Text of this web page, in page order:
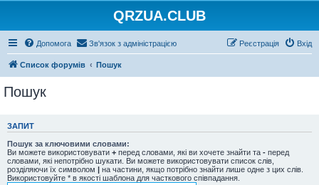
QRZUA.CLUB
Допомога Зв'язок з адміністрацією Вхід
Реєстрація
Список форумів Пошук
Пошук
ЗАПИТ
Пошук за ключовими словами:
Ви можете використовувати + перед словами, які ви хочете знайти та - перед
словами, які непотрібно шукати. Ви можете використовувати список слів,
розділяючи їх символом | на частини, якщо потрібно знайти лише одне з цих слів.
Використовуйте * в якості шаблона для часткового співпадання.